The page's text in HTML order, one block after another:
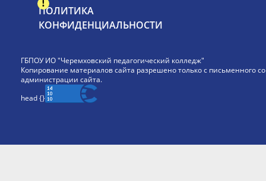
ПОЛИТИКА
КОНФИДЕНЦИАЛЬНОСТИ
ГБПОУ ИО "Черемховский педагогический колледж"
Копирование материалов сайта разрешено только с письменного
администрации сайта.
head {}